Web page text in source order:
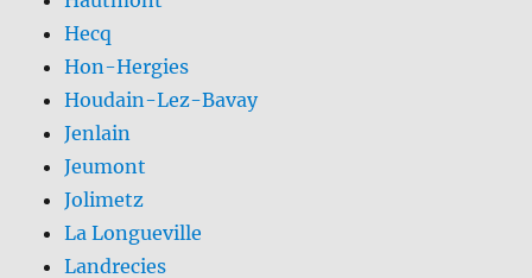
Hecq
Hon-Hergies
Houdain-Lez-Bavay
Jenlain
Jeumont
Jolimetz
La Longueville
Landrecies